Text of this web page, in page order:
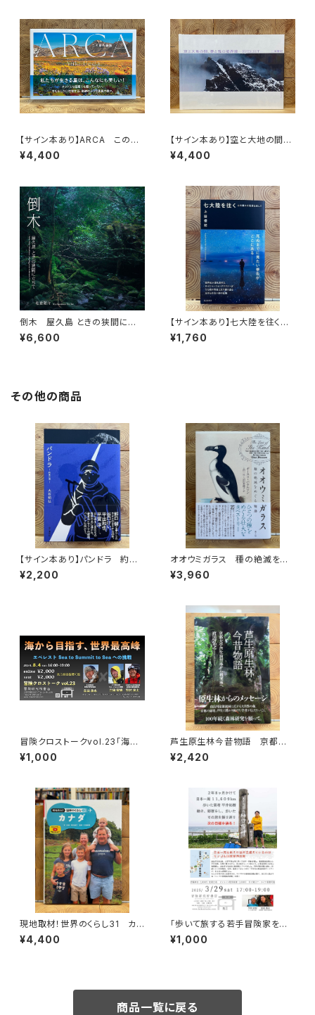
【サイン本あり】ARCA この星
の物語
¥4,400
【サイン本あり】空と大地の間、
夢と現の境界線 ─EVEREST
─
¥4,400
倒木 屋久島 ときの狭間に立
ちて
¥6,600
【サイン本あり】七大陸を往く
心を震わす風景を探して
¥1,760
その他の商品
【サイン本あり】パンドラ 約束
の頂
¥2,200
オオウミガラス 種の絶滅をめ
ぐる物語
¥3,960
冒険クロストークvol.23「海か
ら目指す、世界最高峰」録画視聴
権
¥1,000
芦生原生林今昔物語 京都大
学芦生演習林から研究林へ
¥2,420
現地取材！世界のくらし31 カナ
ダ
¥4,400
「歩いて旅する若手冒険家を青
田買い！平井佑樹 × 荻田泰永」
録画視聴権
¥1,000
商品一覧に戻る